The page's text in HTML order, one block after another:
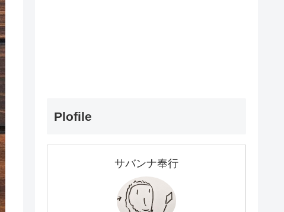
Plofile
サバンナ奉行